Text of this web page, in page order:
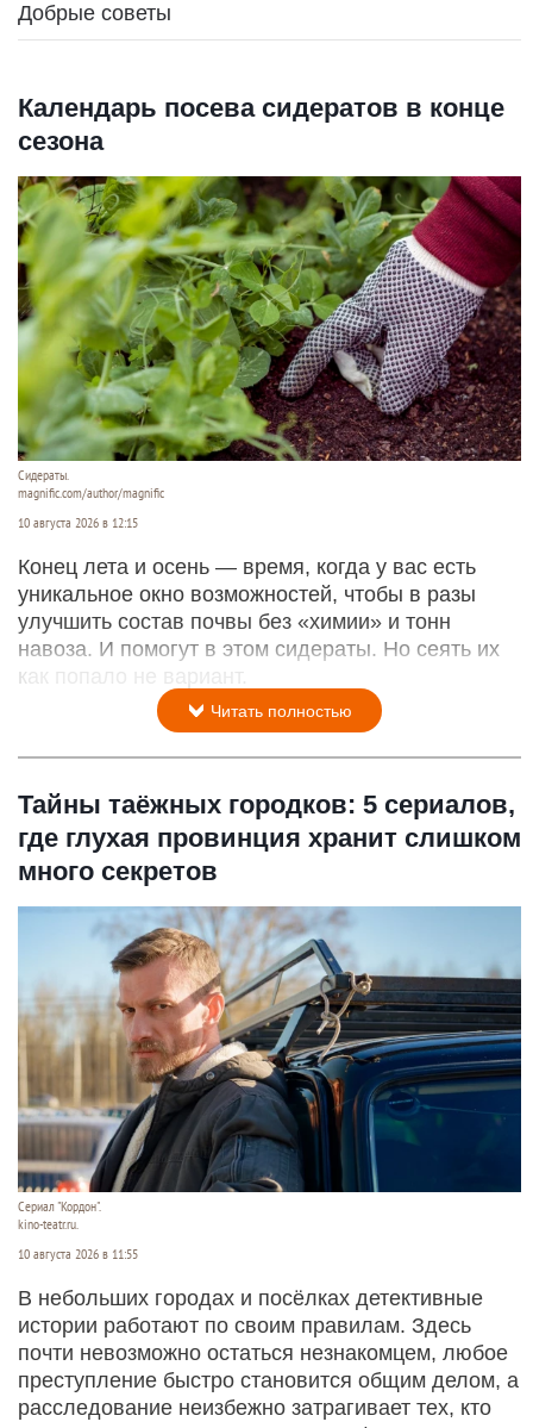
Добрые советы
Календарь посева сидератов в конце
сезона
Сидераты.
magnific.com/author/magnific
10 августа 2026 в 12:15
Конец лета и осень — время, когда у вас есть
уникальное окно возможностей, чтобы в разы
улучшить состав почвы без «химии» и тонн
навоза. И помогут в этом сидераты. Но сеять их
как попало не вариант.
Читать полностью
Тайны таёжных городков: 5 сериалов,
где глухая провинция хранит слишком
много секретов
Сериал "Кордон".
kino-teatr.ru.
10 августа 2026 в 11:55
В небольших городах и посёлках детективные
истории работают по своим правилам. Здесь
почти невозможно остаться незнакомцем, любое
преступление быстро становится общим делом, а
расследование неизбежно затрагивает тех, кто